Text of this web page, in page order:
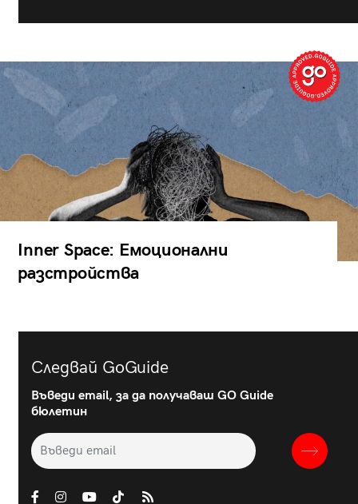
Inner Space: Емоционални
разстройства
Следвай GoGuide
Въведи email, за да получаваш GO Guide
бюлетин